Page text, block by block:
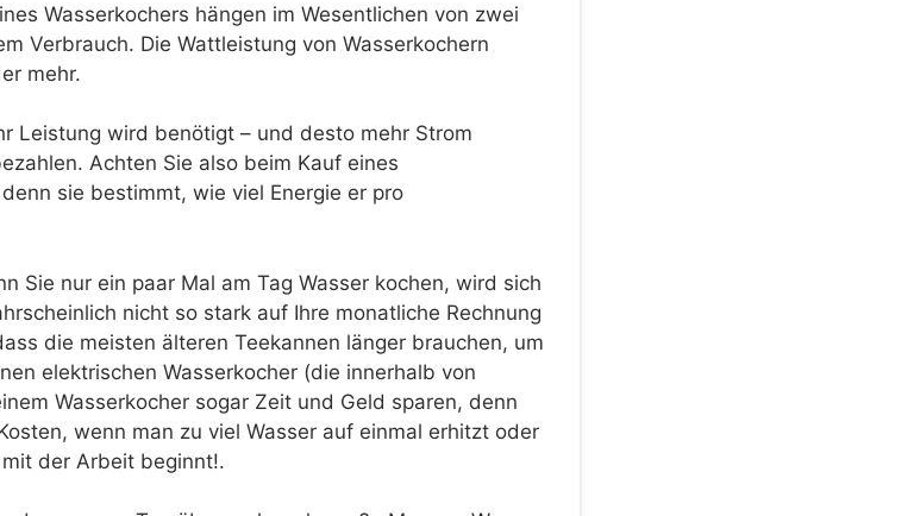
Wasserkochers hängen im Wesentlichen von zwei
Verbrauch. Die Wattleistung von Wasserkochern
mehr.
Leistung wird benötigt – und desto mehr Strom
Achten Sie also beim Kauf eines
sie bestimmt, wie viel Energie er pro
Sie nur ein paar Mal am Tag Wasser kochen, wird sich
nicht so stark auf Ihre monatliche Rechnung
die meisten älteren Teekannen länger brauchen, um
elektrischen Wasserkocher (die innerhalb von
Wasserkocher sogar Zeit und Geld sparen, denn
wenn man zu viel Wasser auf einmal erhitzt oder
der Arbeit beginnt!.